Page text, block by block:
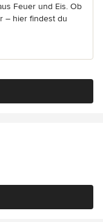
Feuer und Eis. Ob
– hier findest du